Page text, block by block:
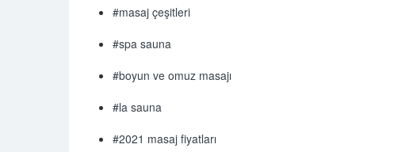
#masaj çeşitleri
#spa sauna
#boyun ve omuz masajı
#la sauna
#2021 masaj fiyatları